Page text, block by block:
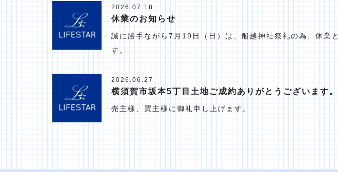
2026.07.18
休業のお知らせ
誠に勝手ながら7月19日（日）は、船越神社祭礼の為、休業
す。
2026.06.27
横須賀市坂本5丁目土地ご成約ありがとうございます。
売主様、買主様に御礼申し上げます。